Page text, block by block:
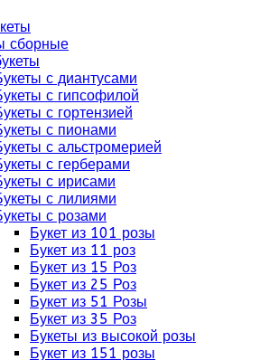
сборные
с диантусами
с гипсофилой
с гортензией
с пионами
с альстромерией
с герберами
с ирисами
с лилиями
с розами
Букет из 101 розы
Букет из 11 роз
Букет из 15 Роз
Букет из 25 Роз
Букет из 51 Розы
Букет из 35 Роз
Букеты из высокой розы
Букет из 151 розы